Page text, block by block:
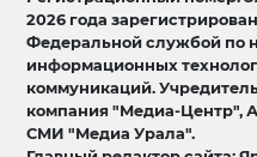
2026 года
Федеральной службой по
информационных
коммуникаций.
компания "Медиа-Центр",
СМИ "Медиа Урала".